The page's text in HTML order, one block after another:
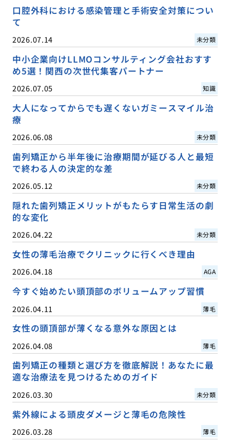
口腔外科における感染管理と手術安全対策につい
て
2026.07.14 未分類
中小企業向けLLMOコンサルティング会社おすす
め5選！関西の次世代集客パートナー
2026.07.05 知識
大人になってからでも遅くないガミースマイル治
療
2026.06.08 未分類
歯列矯正から半年後に治療期間が延びる人と最短
で終わる人の決定的な差
2026.05.12 未分類
隠れた歯列矯正メリットがもたらす日常生活の劇
的な変化
2026.04.22 未分類
女性の薄毛治療でクリニックに行くべき理由
2026.04.18 AGA
今すぐ始めたい頭頂部のボリュームアップ習慣
2026.04.11 薄毛
女性の頭頂部が薄くなる意外な原因とは
2026.04.08 薄毛
歯列矯正の種類と選び方を徹底解説！あなたに最
適な治療法を見つけるためのガイド
2026.03.30 未分類
紫外線による頭皮ダメージと薄毛の危険性
2026.03.28 薄毛